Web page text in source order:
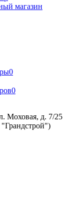
магазин
0
0
Моховая, д. 7/25